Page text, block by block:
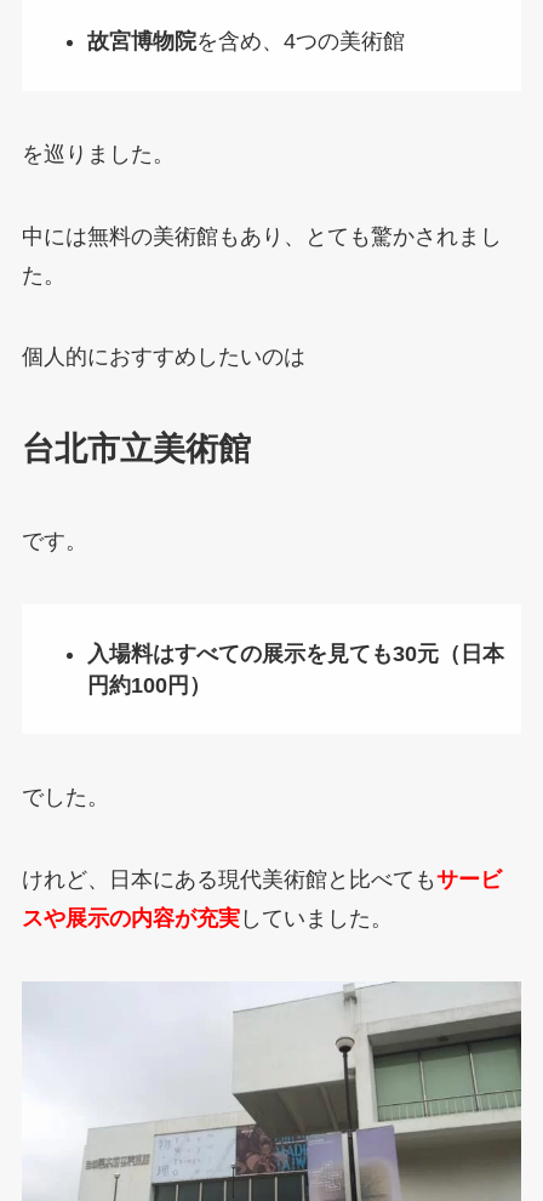
故宮博物院を含め、4つの美術館
を巡りました。
中には無料の美術館もあり、とても驚かされまし
た。
個人的におすすめしたいのは
台北市立美術館
です。
入場料はすべての展示を見ても30元（日本
円約100円）
でした。
けれど、日本にある現代美術館と比べてもサービ
スや展示の内容が充実していました。